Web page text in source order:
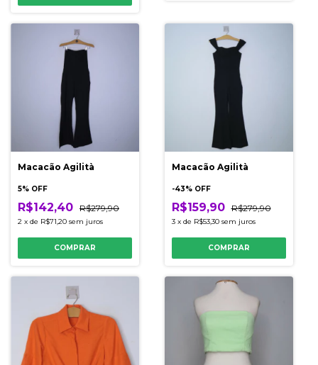
Macacão Agilità
5% OFF
R$142,40 R$279,90
2 x de R$71,20 sem juros
COMPRAR
Macacão Agilità
-43% OFF
R$159,90 R$279,90
3 x de R$53,30 sem juros
COMPRAR